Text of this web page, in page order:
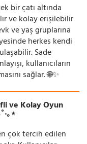
bir çatı altında
ve kolay erişilebilir
ve yaş gruplarına
herkes kendi
Sade
kullanıcıların
sağlar. 🌐✨
ve Kolay Oyun
｡⋆
çok tercih edilen